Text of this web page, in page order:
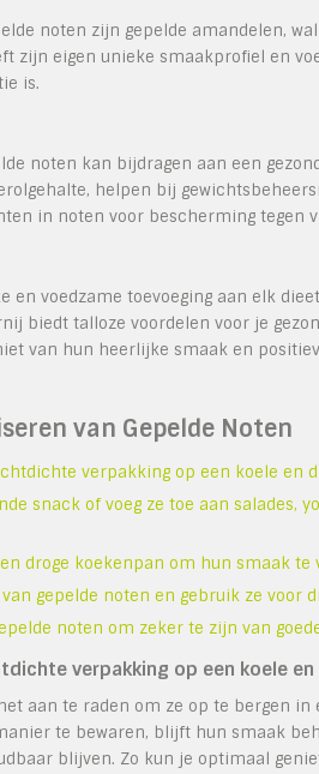
noten zijn gepelde amandelen,
zijn eigen unieke smaakprofiel en
is.
noten kan bijdragen aan een
helpen bij
in noten voor bescherming tegen
en voedzame toevoeging aan elk
biedt talloze voordelen voor je
van hun heerlijke smaak en
van Gepelde Noten
verpakking op een koele en
snack of voeg ze toe aan salades,
droge koekenpan om hun smaak te
gepelde noten en gebruik ze voor
noten om zeker te zijn van
verpakking op een koele
aan te raden om ze op te bergen
te bewaren, blijft hun smaak
blijven. Zo kun je optimaal